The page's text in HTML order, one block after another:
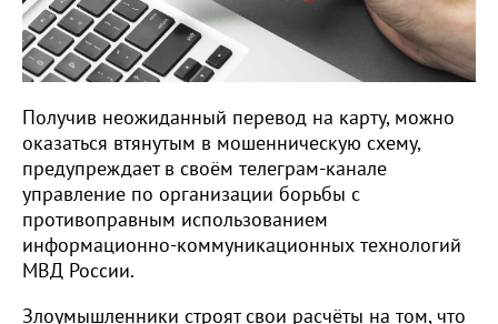
Получив неожиданный перевод на карту, можно
оказаться втянутым в мошенническую схему,
предупреждает в своём телеграм-канале
управление по организации борьбы с
противоправным использованием
информационно-коммуникационных технологий
МВД России.
Злоумышленники строят свои расчёты на том, что